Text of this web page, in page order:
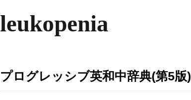
leukopenia
プログレッシブ英和中辞典(第5版)